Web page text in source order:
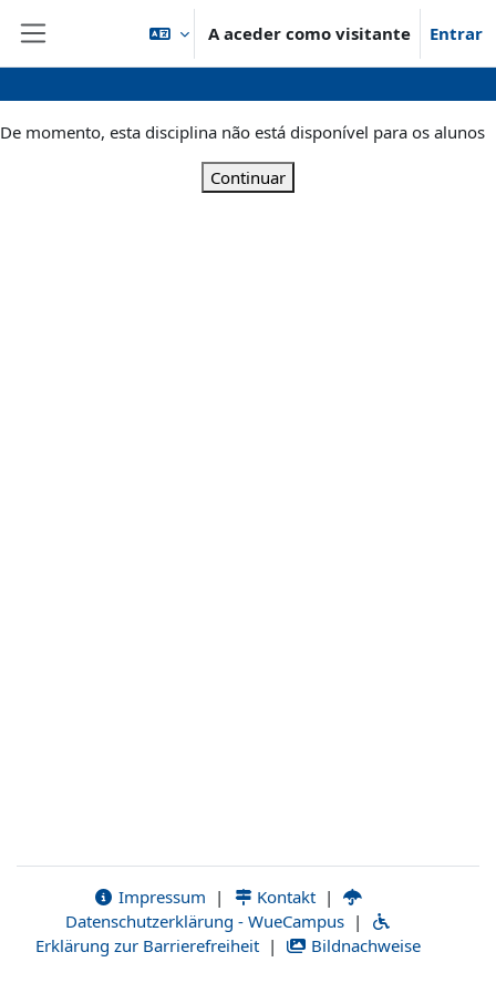
Ir para o conteúdo principal
A aceder como visitante Entrar
De momento, esta disciplina não está disponível para os alunos
Continuar
Impressum | Kontakt |
Datenschutzerklärung - WueCampus |
Erklärung zur Barrierefreiheit | Bildnachweise